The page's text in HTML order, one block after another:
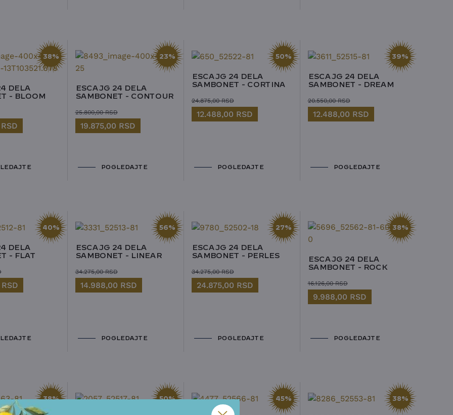
38%
DELA
- BLOOM
RSD
23%
ESCAJG 24 DELA
SAMBONET - CONTOUR
25.800,00RSD
19.875,00 RSD
POGLEDAJTE
50%
ESCAJG 24 DELA
SAMBONET - CORTINA
24.875,00RSD
12.488,00 RSD
POGLEDAJTE
39%
ESCAJG 24 DELA
SAMBONET - DREAM
20.550,00RSD
12.488,00 RSD
POGLEDAJTE
40%
DELA
- FLAT
RSD
56%
ESCAJG 24 DELA
SAMBONET - LINEAR
34.275,00RSD
14.988,00 RSD
POGLEDAJTE
27%
ESCAJG 24 DELA
SAMBONET - PERLES
34.275,00RSD
24.875,00 RSD
POGLEDAJTE
38%
ESCAJG 24 DELA
SAMBONET - ROCK
16.126,00RSD
9.988,00 RSD
POGLEDAJTE
38% 50% 45% 38%